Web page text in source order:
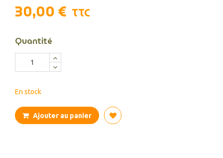
30,00 € TTC
Quantité
En stock
Ajouter au panier